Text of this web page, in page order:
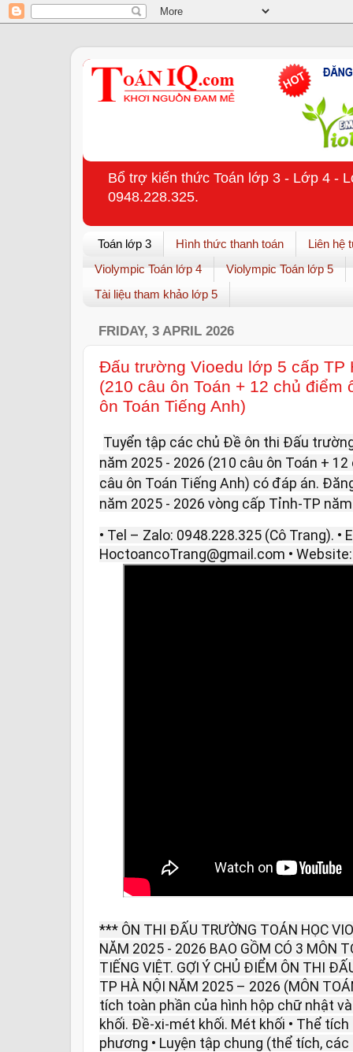
Bổ trợ kiến thức Toán lớp 3 - Lớp 4 -
0948.228.325.
Toán lớp 3 Hình thức thanh toán
Liên hệ
Violympic Toán lớp 4
Violympic Toán lớp 5
Tài liệu tham khảo lớp 5
FRIDAY, 3 APRIL 2026
Đấu trường Vioedu lớp 5 cấp TP
(210 câu ôn Toán + 12 chủ điểm
ôn Toán Tiếng Anh)
Tuyển tập các chủ Đề ôn thi Đấu
năm 2025 - 2026 (210 câu ôn Toán +
câu ôn Toán Tiếng Anh) có đáp án.
năm 2025 - 2026 vòng cấp Tỉnh-TP
• Tel – Zalo: 0948.228.325 (Cô Trang). •
HoctoancoTrang@gmail.com •
*** ÔN THI ĐẤU TRƯỜNG TOÁN HỌC
NĂM 2025 - 2026 BAO GỒM CÓ 3 MÔN
TIẾNG VIỆT. GỢI Ý CHỦ ĐIỂM ÔN THI
TP HÀ NỘI NĂM 2025 – 2026 (MÔN
tích toàn phần của hình hộp chữ nhật
khối. Đề-xi-mét khối. Mét khối • Thể
phương • Luyện tập chung (thể tích,